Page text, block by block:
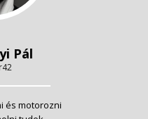
Pál
és motorozni